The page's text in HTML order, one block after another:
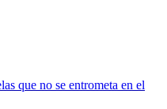
que no se entrometa en el